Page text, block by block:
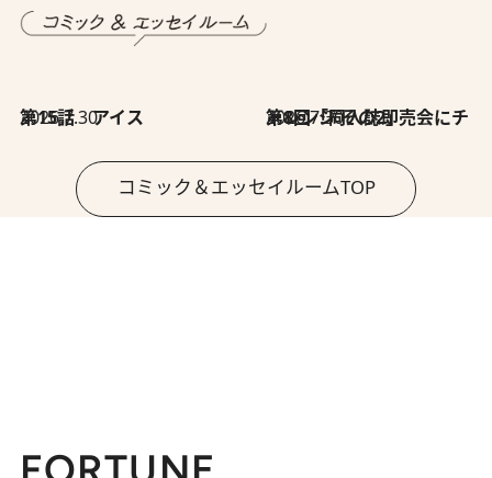
2026.7.30
第15話 アイス 2026.7.30
第8回「同人誌即売会にチャレンジ その2」
コミック＆エッセイルームTOP